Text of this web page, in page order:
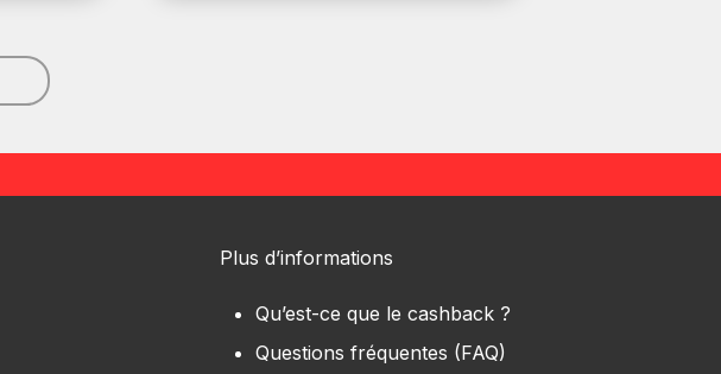
Plus d’informations
Qu’est-ce que le cashback ?
Questions fréquentes (FAQ)